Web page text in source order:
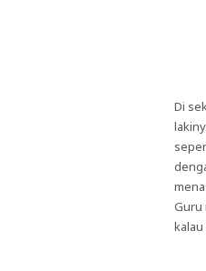
Di
Guru
kalau